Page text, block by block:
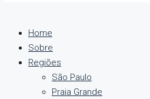
Home
Sobre
Regiões
São Paulo
Praia Grande